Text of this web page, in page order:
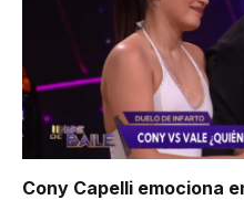
Cony Capelli emociona